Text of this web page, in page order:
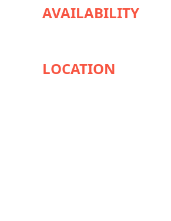
AVAILABILITY